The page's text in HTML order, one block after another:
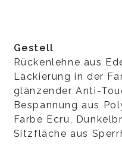
Gestell
Rückenlehne aus
Lackierung in der
glänzender Anti-
Bespannung aus
Farbe Ecru,
Sitzfläche aus